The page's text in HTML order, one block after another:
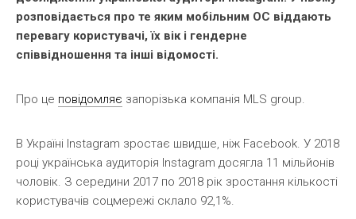
розповідається про те яким мобільним ОС віддають
перевагу користувачі, їх вік і гендерне
співвідношення та інші відомості.
Про це повідомляє запорізька компанія MLS group.
В Україні Instagram зростає швидше, ніж Facebook. У 2018
році українська аудиторія Instagram досягла 11 мільйонів
чоловік. З середини 2017 по 2018 рік зростання кількості
користувачів соцмережі склало 92,1%.